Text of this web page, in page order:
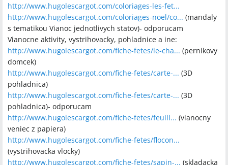
http://www.hugolescargot.com/coloriages-les-fet...
http://www.hugolescargot.com/coloriages-noel/co... (mandaly
s tematikou Vianoc jednotlivych statov)- odporucam
Vianocne aktivity, vystrihovacky, pohladnice a ine:
http://www.hugolescargot.com/fiche-fetes/le-cha... (pernikovy
domcek)
http://www.hugolescargot.com/fiche-fetes/carte-... (3D
pohladnica)
http://www.hugolescargot.com/fiche-fetes/carte-... (3D
pohladnica)- odporucam
http://www.hugolescargot.com/fiche-fetes/feuill... (vianocny
veniec z papiera)
http://www.hugolescargot.com/fiche-fetes/flocon...
(vystrihovacka vlocky)
http://www.hugolescargot.com/fiche-fetes/sapin-... (skladacka